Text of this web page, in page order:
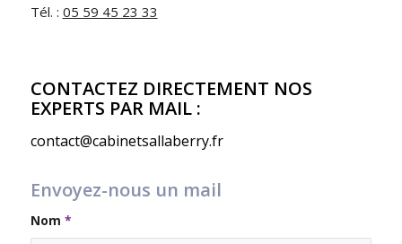
Tél. : 05 59 45 23 33
CONTACTEZ DIRECTEMENT NOS
EXPERTS PAR MAIL :
contact@cabinetsallaberry.fr
Envoyez-nous un mail
Nom *